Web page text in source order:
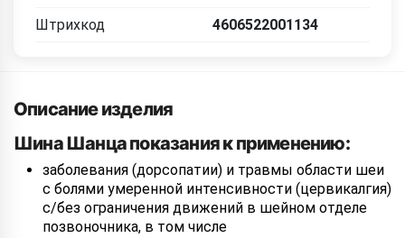
Штрихкод 4606522001134
Описание изделия
Шина Шанца показания к применению:
заболевания (дорсопатии) и травмы области шеи
с болями умеренной интенсивности (цервикалгия)
с/без ограничения движений в шейном отделе
позвоночника, в том числе